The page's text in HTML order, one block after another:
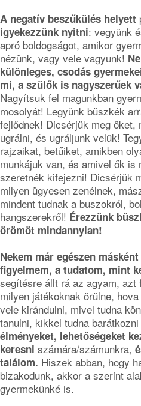
A negatív beszűkülés helyett
igyekezzünk nyitni: vegyünk
apró boldogságot, amikor
nézünk, vagy vele vagyunk!
különleges, csodás
mi, a szülők is nagyszerűek
Nagyítsuk fel magunkban
mosolyát! Legyünk büszkék
fejlődnek! Dicsérjük meg őket,
ugrálni, és ugráljunk velük!
rajzaikat, betűiket, amikben
munkájuk van, és amivel ők is
szeretnék kifejezni! Dicsérjük
milyen ügyesen zenélnek,
mindent tudnak a buszokról,
hangszerekről! Érezzünk
örömöt mindannyian!
Nekem már egészen
figyelmem, a tudatom, mint
segítésre állt rá az agyam, azt
milyen játékoknak örülne,
vele kirándulni, mivel tudna
tanulni, kikkel tudna
élményeket, lehetőségeket
keresni számára/számunkra,
találom. Hiszek abban, hogy
bizakodunk, akkor a szerint
gyermekünké is.